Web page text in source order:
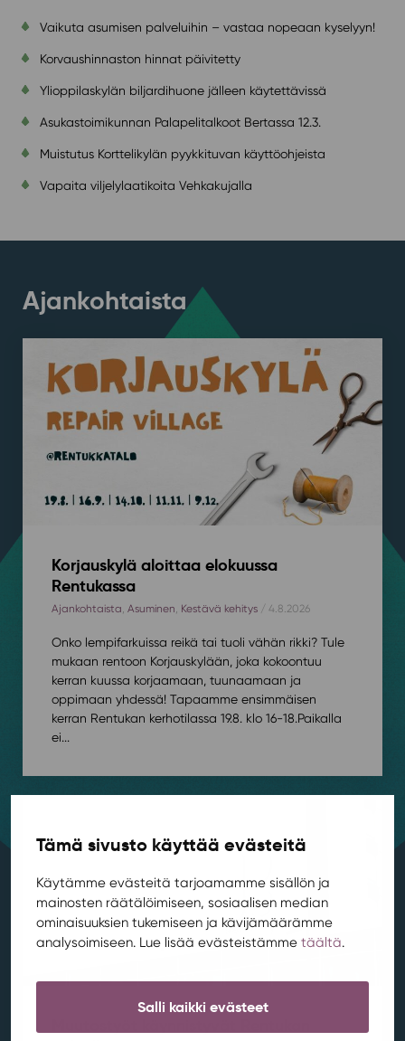
Tämä sivusto käyttää evästeitä
Käytämme evästeitä tarjoamamme sisällön ja
mainosten räätälöimiseen, sosiaalisen median
ominaisuuksien tukemiseen ja kävijämäärämme
analysoimiseen. Lue lisää evästeistämme täältä.
Salli kaikki evästeet
Vaikuta asumisen palveluihin – vastaa nopeaan kyselyyn!
Korvaushinnaston hinnat päivitetty
Ylioppilaskylän biljardihuone jälleen käytettävissä
Asukastoimikunnan Palapelitalkoot Bertassa 12.3.
Muistutus Korttelikylän pyykkituvan käyttöohjeista
Vapaita viljelylaatikoita Vehkakujalla
Ajankohtaista
Korjauskylä aloittaa elokuussa
Rentukassa
Ajankohtaista, Asuminen, Kestävä kehitys/ 4.8.2026
Onko lempifarkuissa reikä tai tuoli vähän rikki? Tule
mukaan rentoon Korjauskylään, joka kokoontuu
kerran kuussa korjaamaan, tuunaamaan ja
oppimaan yhdessä! Tapaamme ensimmäisen
kerran Rentukan kerhotilassa 19.8. klo 16-18.⁠⁠Paikalla
ei...